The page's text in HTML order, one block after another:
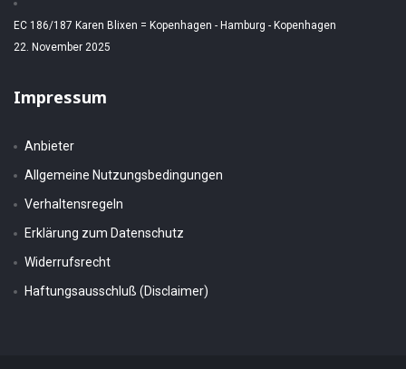
EC 186/187 Karen Blixen = Kopenhagen - Hamburg - Kopenhagen
22. November 2025
Impressum
Anbieter
Allgemeine Nutzungsbedingungen
Verhaltensregeln
Erklärung zum Datenschutz
Widerrufsrecht
Haftungsausschluß (Disclaimer)